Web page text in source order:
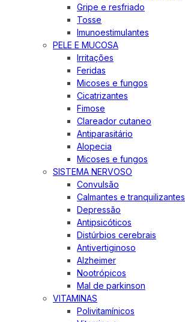
Gripe e resfriado
Tosse
Imunoestimulantes
PELE E MUCOSA
Irritações
Feridas
Micoses e fungos
Cicatrizantes
Fimose
Clareador cutaneo
Antiparasitário
Alopecia
Micoses e fungos
SISTEMA NERVOSO
Convulsão
Calmantes e tranquilizantes
Depressão
Antipsicóticos
Distúrbios cerebrais
Antivertiginoso
Alzheimer
Nootrópicos
Mal de parkinson
VITAMINAS
Polivitamínicos